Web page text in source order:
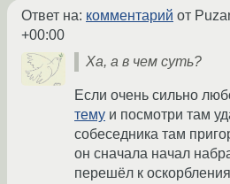
Ответ на: комментарий от
+00:00
Ха, а в чем суть?
Если очень сильно
тему и посмотри там
собеседника там
он сначала начал
перешёл к